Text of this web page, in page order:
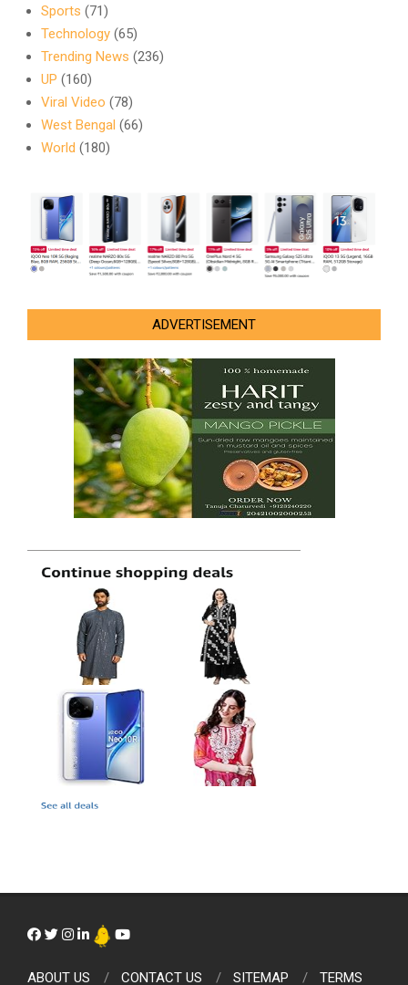
Sports (71)
Technology (65)
Trending News (236)
UP (160)
Viral Video (78)
West Bengal (66)
World (180)
ADVERTISEMENT
ABOUT US CONTACT US SITEMAP TERMS